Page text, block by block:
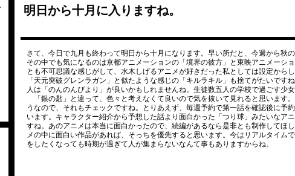
明日から十月に入りますね。
さて、今日で九月も終わって明日から十月になります。早い所だと、今週から秋
その中でも気になるのは京都アニメーションの「境界の彼方」と東映アニメーシ
とも不可思議な感じがして、水木しげるアニメが好きだった私としては設定から
「天元突破グレンラガン」と似たような感じの「キルラキル」も捨てがたいです
人は「のんのんびより」が良いかもしれませんね。生徒数五人の学校で過ごす少
「銀の匙」と違って、色々と考えなくて良いので気を抜いて見れると思います
うなので、それもチェックですね。とりあえず、毎週予約で第一話を確認後に予
います。キャラクター紹介から予想した話より面白かった「つり球」みたいなア
すね。あのアニメは本当に面白かったので、続編があるなら是非とも制作してほ
メの中に面白い作品があれば、そっちを優先すると思います。今はリアルタイム
をしたくなっても時期が過ぎて人が集まらないなんて事もありますからね。